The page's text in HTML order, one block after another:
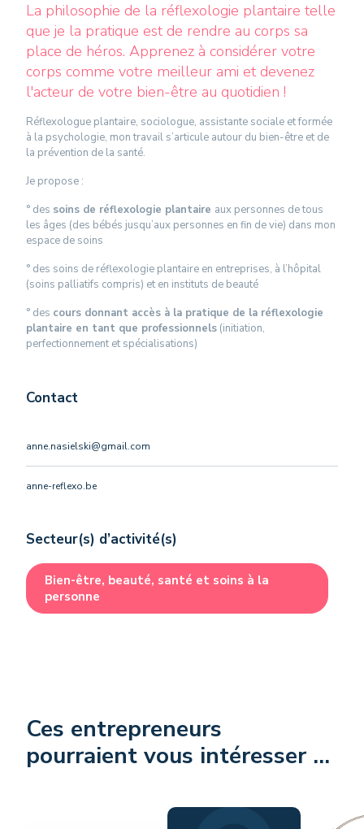
La philosophie de la réflexologie plantaire telle
que je la pratique est de rendre au corps sa
place de héros. Apprenez à considérer votre
corps comme votre meilleur ami et devenez
l'acteur de votre bien-être au quotidien !
Réflexologue plantaire, sociologue, assistante sociale et formée
à la psychologie, mon travail s’articule autour du bien-être et de
la prévention de la santé.
Je propose :
° des soins de réflexologie plantaire aux personnes de tous
les âges (des bébés jusqu’aux personnes en fin de vie) dans mon
espace de soins
° des soins de réflexologie plantaire en entreprises, à l’hôpital
(soins palliatifs compris) et en instituts de beauté
° des cours donnant accès à la pratique de la réflexologie
plantaire en tant que professionnels (initiation,
perfectionnement et spécialisations)
Contact
anne.nasielski@gmail.com
anne-reflexo.be
Secteur(s) d’activité(s)
Bien-être, beauté, santé et soins à la
personne
Ces entrepreneurs
pourraient vous intéresser ...